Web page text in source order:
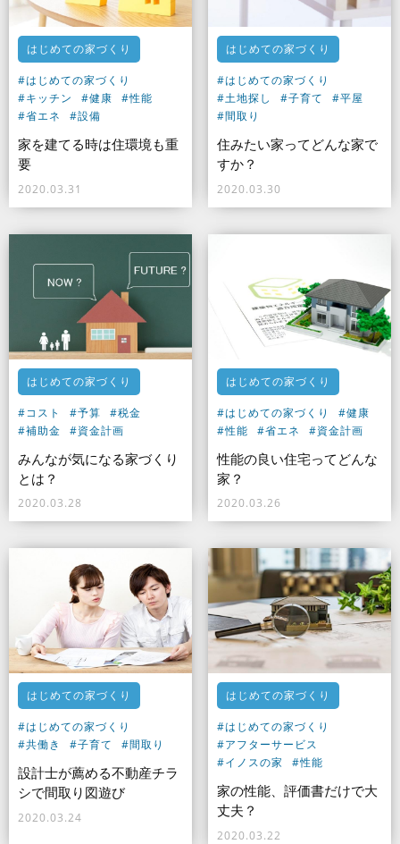
はじめての家づくり
#はじめての家づくり
#キッチン
#健康
#性能
#省エネ
#設備
家を建てる時は住環境も重
要
2020.03.31
はじめての家づくり
#はじめての家づくり
#土地探し
#子育て
#平屋
#間取り
住みたい家ってどんな家で
すか？
2020.03.30
はじめての家づくり
#コスト #予算
#税金
#補助金
#資金計画
みんなが気になる家づくり
とは？
2020.03.28
はじめての家づくり
#はじめての家づくり
#健康
#性能
#省エネ #資金計画
性能の良い住宅ってどんな
家？
2020.03.26
はじめての家づくり
#はじめての家づくり
#共働き
#子育て #間取り
設計士が薦める不動産チラ
シで間取り図遊び
2020.03.24
はじめての家づくり
#はじめての家づくり
#アフターサービス
#イノスの家
#性能
家の性能、評価書だけで大
丈夫？
2020.03.22